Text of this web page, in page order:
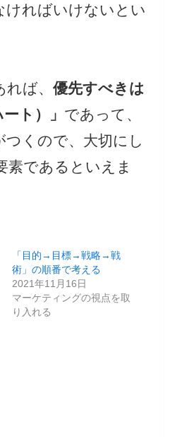
ければいけないとい
れば、優先すべきは
ト）」 であって、
くので、大切にし
素であるといえま
「目的→目標→戦略→戦
術」の順番で考える
2021年11月16日
マーケティングの視点を取
り入れる